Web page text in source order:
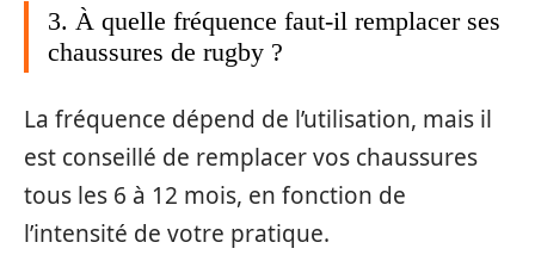
3. À quelle fréquence faut-il remplacer ses
chaussures de rugby ?
La fréquence dépend de l’utilisation, mais il
est conseillé de remplacer vos chaussures
tous les 6 à 12 mois, en fonction de
l’intensité de votre pratique.